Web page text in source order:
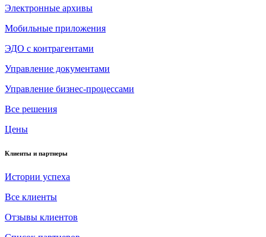
Электронные архивы
Мобильные приложения
ЭДО с контрагентами
Управление документами
Управление бизнес-процессами
Все решения
Цены
Клиенты и партнеры
Истории успеха
Все клиенты
Отзывы клиентов